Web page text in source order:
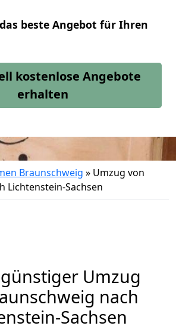
beste Angebot für Ihren
kostenlose Angebote
erhalten
Braunschweig » Umzug von
Lichtenstein-Sachsen
Umzug
nach
Sachsen